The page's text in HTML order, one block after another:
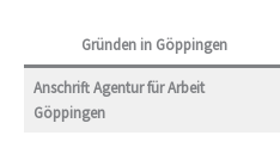
Gründen in Göppingen
Anschrift Agentur für Arbeit
Göppingen